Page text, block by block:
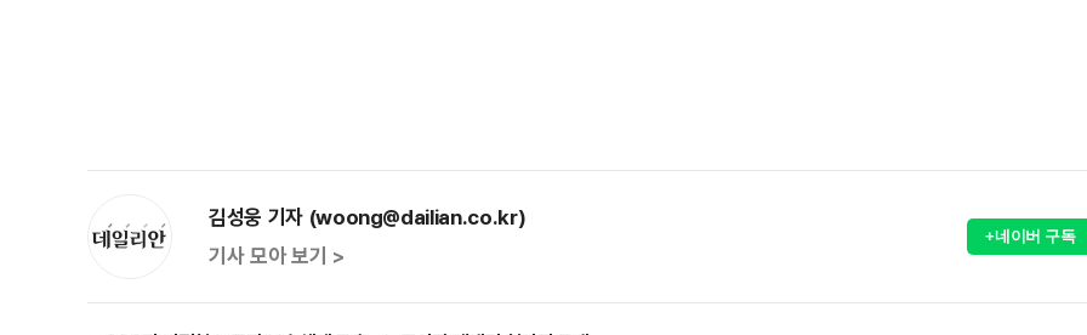
김성웅 기자 (woong@dailian.co.kr)
기사 모아 보기 >
+네이버 구독